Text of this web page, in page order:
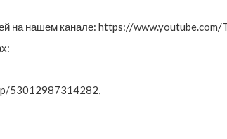
на нашем канале: https://www.youtube.com/
53012987314282,